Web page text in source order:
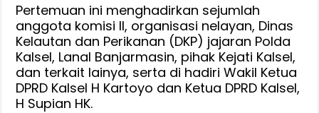
Pertemuan ini menghadirkan sejumlah
anggota komisi II, organisasi nelayan, Dinas
Kelautan dan Perikanan (DKP) jajaran Polda
Kalsel, Lanal Banjarmasin, pihak Kejati Kalsel,
dan terkait lainya, serta di hadiri Wakil Ketua
DPRD Kalsel H Kartoyo dan Ketua DPRD Kalsel,
H Supian HK.